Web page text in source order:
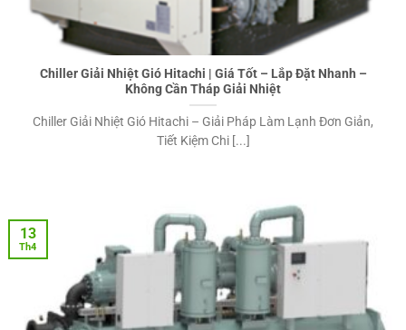
Chiller Giải Nhiệt Gió Hitachi | Giá Tốt – Lắp Đặt Nhanh –
Không Cần Tháp Giải Nhiệt
Chiller Giải Nhiệt Gió Hitachi – Giải Pháp Làm Lạnh Đơn Giản,
Tiết Kiệm Chi [...]
13
Th4